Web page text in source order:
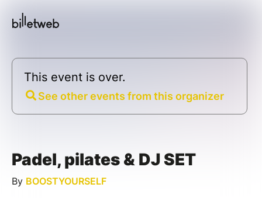
This event is over.
See other events from this organizer
Padel, pilates & DJ SET
By BOOSTYOURSELF